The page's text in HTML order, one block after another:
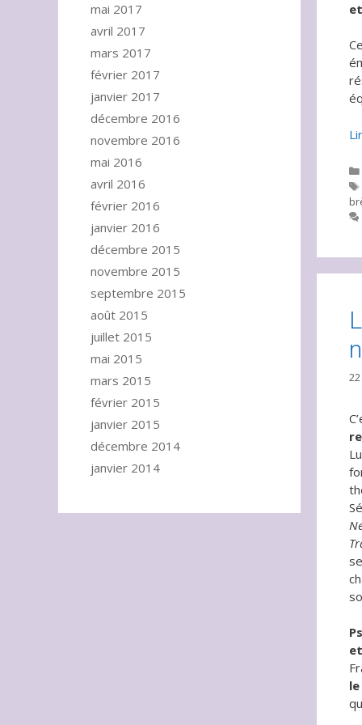
mai 2017
avril 2017
mars 2017
février 2017
janvier 2017
décembre 2016
novembre 2016
mai 2016
avril 2016
février 2016
janvier 2016
décembre 2015
novembre 2015
septembre 2015
août 2015
juillet 2015
mai 2015
mars 2015
février 2015
janvier 2015
décembre 2014
janvier 2014